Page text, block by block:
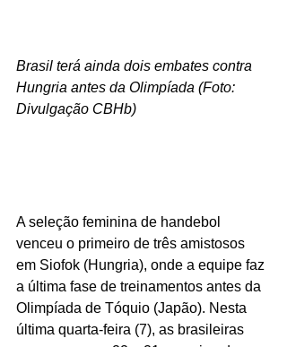
Brasil terá ainda dois embates contra
Hungria antes da Olimpíada (Foto:
Divulgação CBHb)
A seleção feminina de handebol
venceu o primeiro de três amistosos
em Siofok (Hungria), onde a equipe faz
a última fase de treinamentos antes da
Olimpíada de Tóquio (Japão). Nesta
última quarta-feira (7), as brasileiras